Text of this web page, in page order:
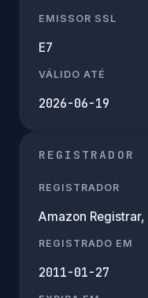
EMISSOR SSL
E7
VÁLIDO ATÉ
2026-06-19
REGISTRADOR
REGISTRADOR
Amazon Registrar,
REGISTRADO EM
2011-01-27